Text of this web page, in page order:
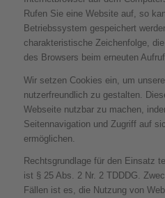
Rufen Sie eine Website auf, so
Betriebssystem gespeichert
charakteristische Zeichenfolge,
des Browsers beim erneuten
Wir setzen Cookies ein, um
nutzerfreundlich zu gestalten.
Webseite nutzbar zu machen,
Seitennavigation und Zugriff auf
ermöglichen.
Rechtsgrundlage für den Einsatz
ist § 25 Abs. 2 Nr. 2 TDDDG.
Fällen ist es, die Nutzung von